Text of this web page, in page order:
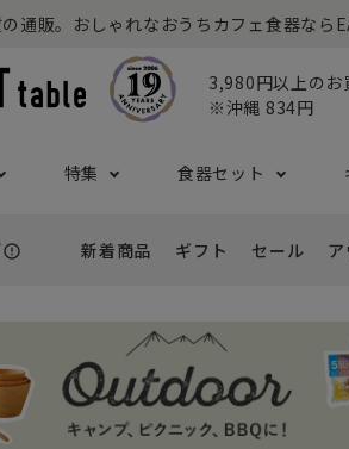
通販。おしゃれなおうちカフェ食器なら
3,980円以上のお
※沖縄 834円
キ皿
- 中鉢・取り鉢・サラ
- 大鉢
- とんすい
特集
推し活特集
食器セット
洋食器セット
円 - 誕生日
- 内祝い
error_outline 新着商品 ギフト セール